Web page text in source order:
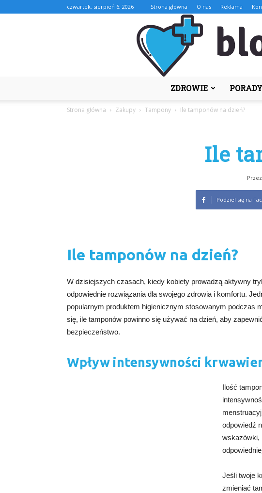
czwartek, sierpień 6, 2026 Strona główna O nas Reklama
ZDROWIE PORADY
Strona główna Zakupy Tampony Ile tamponów na dzień?
Ile
Przez
Podziel się na
Ile tamponów na dzień?
W dzisiejszych czasach, kiedy kobiety prowadzą aktywny
odpowiednie rozwiązania dla swojego zdrowia i komfortu.
popularnym produktem higienicznym stosowanym podczas
się, ile tamponów powinno się używać na dzień, aby
bezpieczeństwo.
Wpływ intensywności
Ilość
odpowiedź
wskazówki,
Jeśli twoje
zmieniać